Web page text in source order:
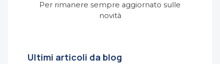
Per rimanere sempre aggiornato sulle
novità
Ultimi articoli da blog